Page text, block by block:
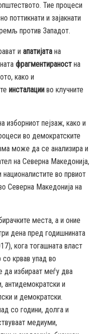
Тие процеси
поттикнати и зајакнати
против Западот.
и апатијата на
фрагментираност на
како и
инсталации во клучните
изборниот пејзаж, како и
во демократските
може да се анализира и
на Северна Македонија,
во првиот
Северна Македонија на
места, а и оние
дена пред годишнината
кога тогашната власт
крвав упад во
избираат меѓу два
антидемократски и
и демократски.
со години, долга и
медиуми,